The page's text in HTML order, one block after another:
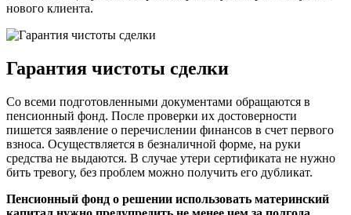
нового клиента.
Гарантия чистоты сделки
Со всеми подготовленными документами обращаются в
пенсионный фонд. После проверки их достоверности
пишется заявление о перечислении финансов в счет первого
взноса. Осуществляется в безналичной форме, на руки
средства не выдаются. В случае утери сертификата не нужно
бить тревогу, без проблем можно получить его дубликат.
Пенсионный фонд о решении использовать материнский